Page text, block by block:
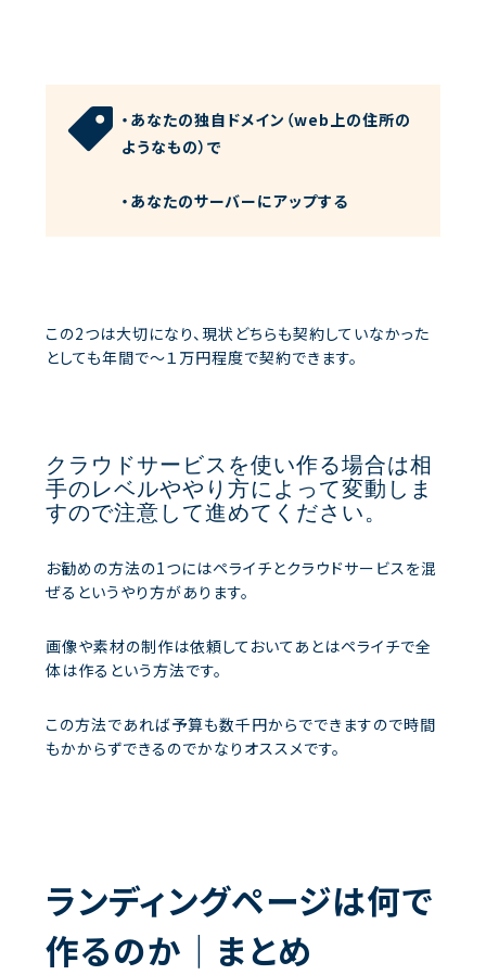
・あなたの独自ドメイン（web上の住所の
ようなもの）で
・あなたのサーバーにアップする
この2つは大切になり、現状どちらも契約していなかった
としても年間で～１万円程度で契約できます。
クラウドサービスを使い作る場合は相
手のレベルややり方によって変動しま
すので注意して進めてください。
お勧めの方法の1つにはペライチとクラウドサービスを混
ぜるというやり方があります。
画像や素材の制作は依頼しておいてあとはペライチで全
体は作るという方法です。
この方法であれば予算も数千円からでできますので時間
もかからずできるのでかなりオススメです。
ランディングページは何で
作るのか｜まとめ